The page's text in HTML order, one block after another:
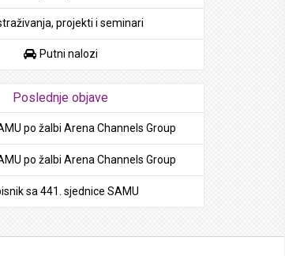
projekti i seminari
Putni nalozi
Poslednje objave
po žalbi Arena Channels Group
po žalbi Arena Channels Group
sa 441. sjednice SAMU